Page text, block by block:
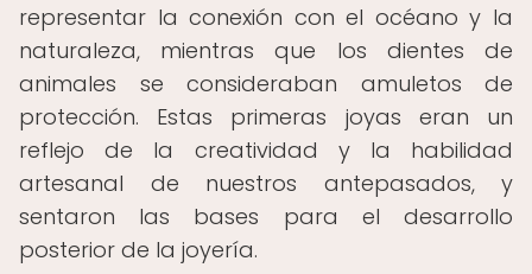
representar la conexión con el océano y la
naturaleza, mientras que los dientes de
animales se consideraban amuletos de
protección. Estas primeras joyas eran un
reflejo de la creatividad y la habilidad
artesanal de nuestros antepasados, y
sentaron las bases para el desarrollo
posterior de la joyería.